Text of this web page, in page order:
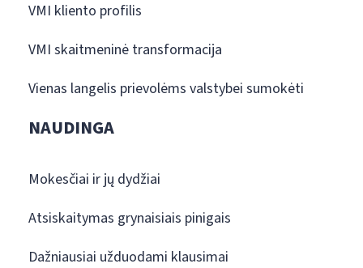
VMI kliento profilis
VMI skaitmeninė transformacija
Vienas langelis prievolėms valstybei sumokėti
NAUDINGA
Mokesčiai ir jų dydžiai
Atsiskaitymas grynaisiais pinigais
Dažniausiai užduodami klausimai